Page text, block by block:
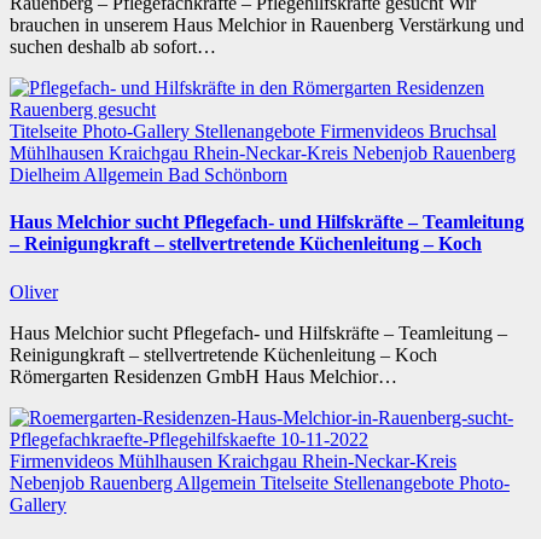
brauchen in unserem Haus Melchior in Rauenberg Verstärkung und
suchen deshalb ab sofort…
Titelseite Photo-Gallery Stellenangebote Firmenvideos Bruchsal
Mühlhausen Kraichgau Rhein-Neckar-Kreis Nebenjob Rauenberg
Dielheim Allgemein Bad Schönborn
Haus Melchior sucht Pflegefach- und Hilfskräfte – Teamleitung
– Reinigungkraft – stellvertretende Küchenleitung – Koch
Oliver
Haus Melchior sucht Pflegefach- und Hilfskräfte – Teamleitung –
Reinigungkraft – stellvertretende Küchenleitung – Koch
Römergarten Residenzen GmbH Haus Melchior…
Firmenvideos Mühlhausen Kraichgau Rhein-Neckar-Kreis
Nebenjob Rauenberg Allgemein Titelseite Stellenangebote Photo-
Gallery